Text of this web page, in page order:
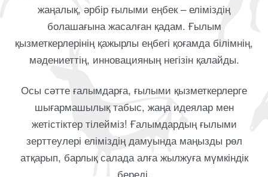
жаңалық, әрбір ғылыми еңбек – еліміздің
болашағына жасалған қадам. Ғылым
қызметкерлерінің қажырлы еңбегі қоғамда білімнің,
мәдениеттің, инновацияның негізін қалайды.
Осы сәтте ғалымдарға, ғылыми қызметкерлерге
шығармашылық табыс, жаңа идеялар мен
жетістіктер тілейміз! Ғалымдардың ғылыми
зерттеулері еліміздің дамуында маңызды рөл
атқарып, барлық салада алға жылжуға мүмкіндік
береді.